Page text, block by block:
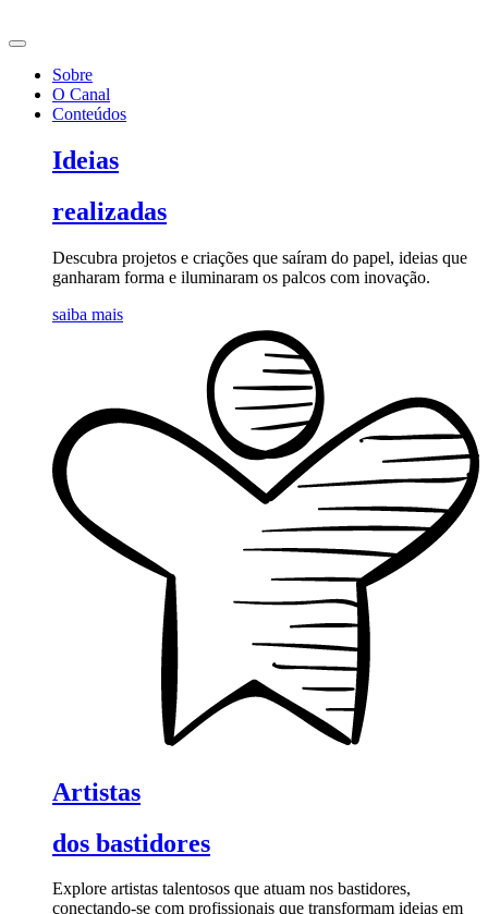
para
conteúdoSobre
O Canal
Conteúdos
Ideias
realizadas
Descubra projetos e criações que saíram do papel, ideias que
ganharam forma e iluminaram os palcos com inovação.
saiba mais
Artistas
dos bastidores
Explore artistas talentosos que atuam nos bastidores,
conectando-se com profissionais que transformam ideias em